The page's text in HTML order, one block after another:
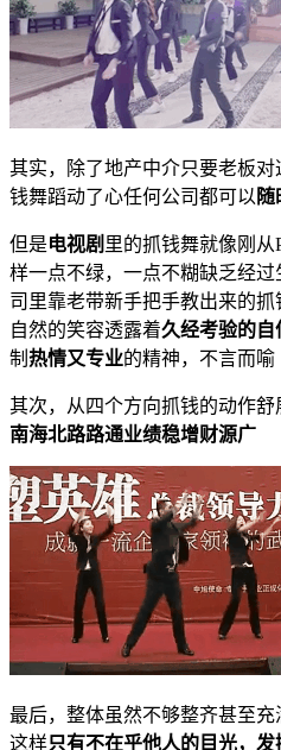
其实，除了地产中介只要老板
钱舞蹈动了心任何公司都可以
但是电视剧 里的抓钱舞就像刚从
样一点不绿，一点不糊缺乏经
司里靠老带新手把手教出来的抓
自然的笑容透露着久经考验的自
制 热情又专业的精神，不言而喻
其次，从四个方向抓钱的动作
南海北路路通业绩稳增财源广
最后，整体虽然不够整齐甚至
这样只有不在乎他人的目光，发